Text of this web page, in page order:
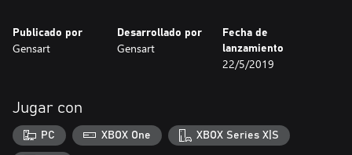
Publicado por
Gensart
Desarrollado por
Gensart
Fecha de
lanzamiento
22/5/2019
Jugar con
PC XBOX One XBOX Series X|S